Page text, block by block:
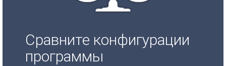
Сравните конфигурации
программы